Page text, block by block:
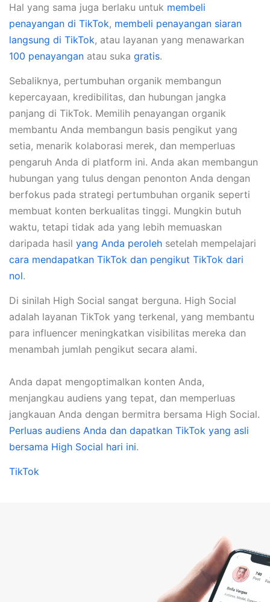
Hal yang sama juga berlaku untuk membeli
penayangan di TikTok, membeli penayangan siaran
langsung di TikTok, atau layanan yang menawarkan
100 penayangan atau suka gratis.
Sebaliknya, pertumbuhan organik membangun
kepercayaan, kredibilitas, dan hubungan jangka
panjang di TikTok. Memilih penayangan organik
membantu Anda membangun basis pengikut yang
setia, menarik kolaborasi merek, dan memperluas
pengaruh Anda di platform ini. Anda akan membangun
hubungan yang tulus dengan penonton Anda dengan
berfokus pada strategi pertumbuhan organik seperti
membuat konten berkualitas tinggi. Mungkin butuh
waktu, tetapi tidak ada yang lebih memuaskan
daripada hasil yang Anda peroleh setelah mempelajari
cara mendapatkan TikTok dan pengikut TikTok dari
nol.
Di sinilah High Social sangat berguna. High Social
adalah layanan TikTok yang terkenal, yang membantu
para influencer meningkatkan visibilitas mereka dan
menambah jumlah pengikut secara alami.
Anda dapat mengoptimalkan konten Anda,
menjangkau audiens yang tepat, dan memperluas
jangkauan Anda dengan bermitra bersama High Social.
Perluas audiens Anda dan dapatkan TikTok yang asli
bersama High Social hari ini.
TikTok